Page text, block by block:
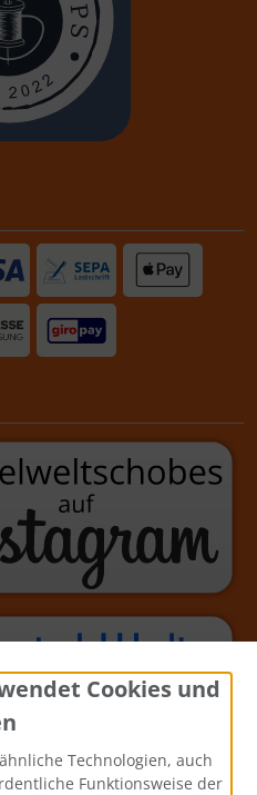
Cookies und
Technologien, auch
Funktionsweise der